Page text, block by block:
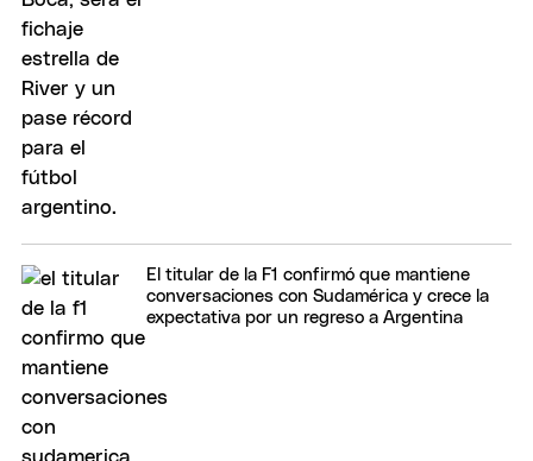
El titular de la F1 confirmó que mantiene
conversaciones con Sudamérica y crece la
expectativa por un regreso a Argentina